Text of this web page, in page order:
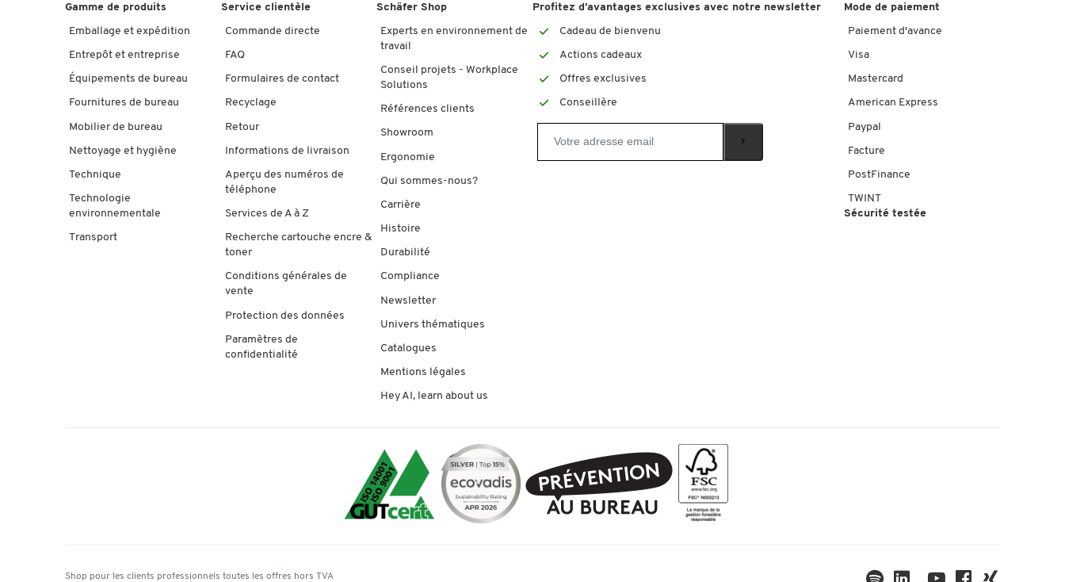
Gamme de produits
Emballage et expédition
Entrepôt et entreprise
Équipements de bureau
Fournitures de bureau
Mobilier de bureau
Nettoyage et hygiène
Technique
Technologie
environnementale
Transport
Service clientèle
Commande directe
FAQ
Formulaires de contact
Recyclage
Retour
Informations de livraison
Aperçu des numéros de
téléphone
Services de A à Z
Recherche cartouche encre &
toner
Conditions générales de
vente
Protection des données
Paramètres de
confidentialité
Schäfer Shop
Experts en environnement de
travail
Conseil projets - Workplace
Solutions
Références clients
Showroom
Ergonomie
Qui sommes-nous?
Carrière
Histoire
Durabilité
Compliance
Newsletter
Univers thématiques
Catalogues
Mentions légales
Hey AI, learn about us
Profitez d’avantages exclusives avec notre newsletter
Cadeau de bienvenu
Actions cadeaux
Offres exclusives
Conseillère
Mode de paiement
Paiement d'avance
Visa
Mastercard
American Express
Paypal
Facture
PostFinance
TWINT
Sécurité testée
Shop pour les clients professionnels toutes les offres hors TVA